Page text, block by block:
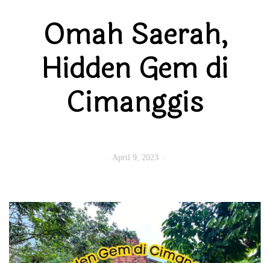
Omah Saerah,
Hidden Gem di
Cimanggis
April 9, 2023